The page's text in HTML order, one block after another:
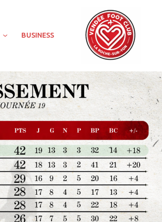
BUSINESS